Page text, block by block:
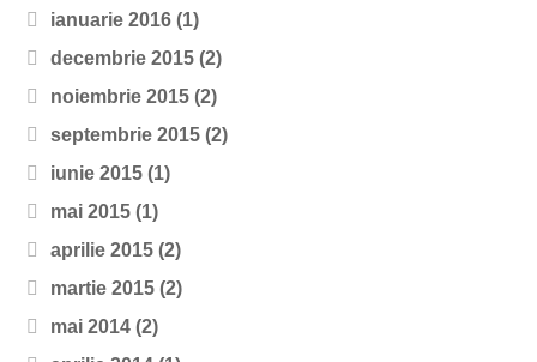
ianuarie 2016 (1)
decembrie 2015 (2)
noiembrie 2015 (2)
septembrie 2015 (2)
iunie 2015 (1)
mai 2015 (1)
aprilie 2015 (2)
martie 2015 (2)
mai 2014 (2)